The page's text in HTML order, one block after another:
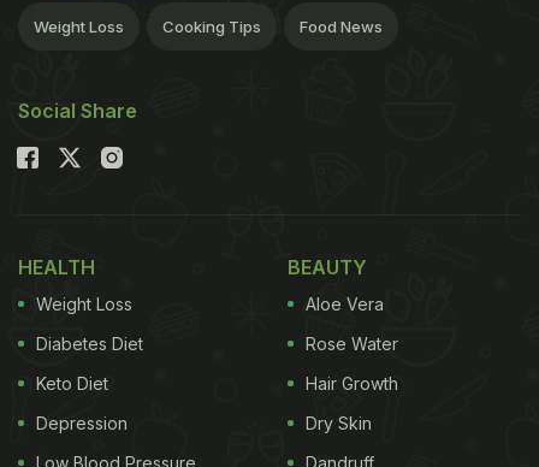
Weight Loss Cooking Tips Food News
Social Share
HEALTH
Weight Loss
Diabetes Diet
Keto Diet
Depression
Low Blood Pressure
BEAUTY
Aloe Vera
Rose Water
Hair Growth
Dry Skin
Dandruff